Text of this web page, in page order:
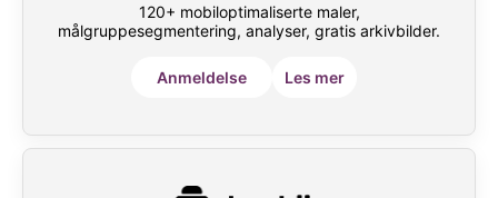
120+ mobiloptimaliserte maler,
målgruppesegmentering, analyser, gratis arkivbilder.
Anmeldelse Les mer